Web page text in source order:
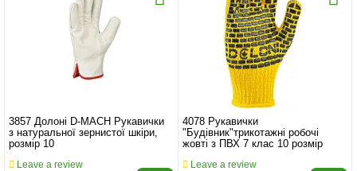
3857 Долоні D-MACH Рукавички
з натуральної зернистої шкіри,
розмір 10
Leave a review
4078 Рукавички
"Будівник"трикотажні робочі
жовті з ПВХ 7 клас 10 розмір
Leave a review